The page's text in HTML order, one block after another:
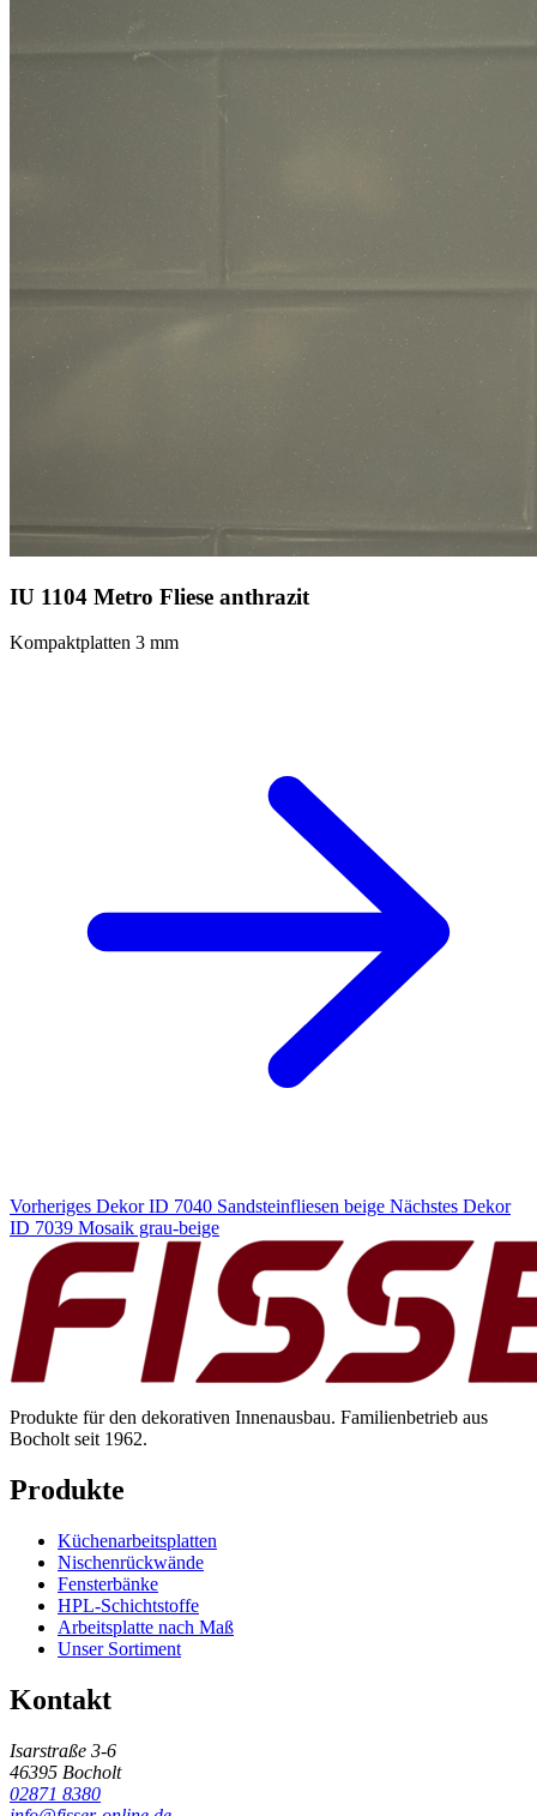
IU 1104 Metro Fliese anthrazit
Kompaktplatten 3 mm
Vorheriges Dekor ID 7040 Sandsteinfliesen beige Nächstes Dekor
ID 7039 Mosaik grau-beige
Produkte für den dekorativen Innenausbau. Familienbetrieb aus
Bocholt seit 1962.
Produkte
Küchenarbeitsplatten
Nischenrückwände
Fensterbänke
HPL-Schichtstoffe
Arbeitsplatte nach Maß
Unser Sortiment
Kontakt
Isarstraße 3-6
46395 Bocholt
02871 8380